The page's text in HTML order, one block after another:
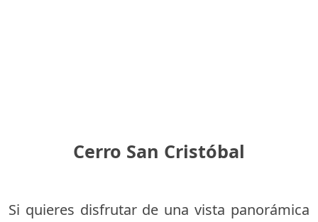
Cerro San Cristóbal
Si quieres disfrutar de una vista panorámica